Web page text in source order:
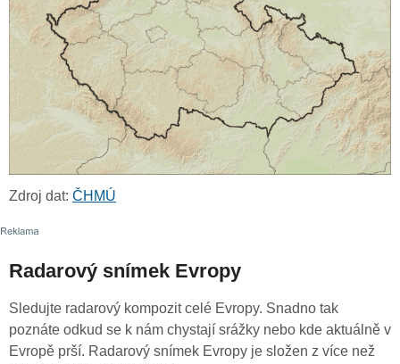
Zdroj dat: ČHMÚ
Radarový snímek Evropy
Sledujte radarový kompozit celé Evropy. Snadno tak
poznáte odkud se k nám chystají srážky nebo kde aktuálně v
Evropě prší. Radarový snímek Evropy je složen z více než